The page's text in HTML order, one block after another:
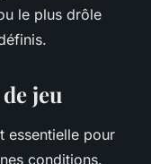
le plus drôle
jeu
essentielle pour
conditions.